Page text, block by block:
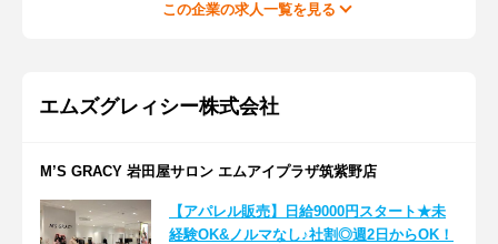
この企業の求人一覧を見る
エムズグレィシー株式会社
M’S GRACY 岩田屋サロン エムアイプラザ筑紫野店
【アパレル販売】日給9000円スタート★未
経験OK&ノルマなし♪社割◎週2日からOK！